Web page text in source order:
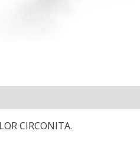
CIRCONITA.